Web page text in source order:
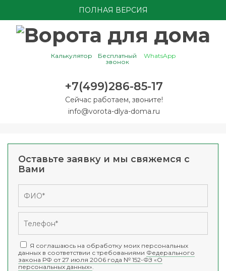
ПОЛНАЯ ВЕРСИЯ
Калькулятор
Бесплатный
звонок
WhatsApp
+7(499)286-85-17
Сейчас работаем, звоните!
info@vorota-dlya-doma.ru
Оставьте заявку и мы свяжемся с
Вами
Я соглашаюсь на обработку моих персональных
данных в соответствии с требованиями Федерального
закона РФ от 27 июля 2006 года № 152-ФЗ «О
персональных данных».